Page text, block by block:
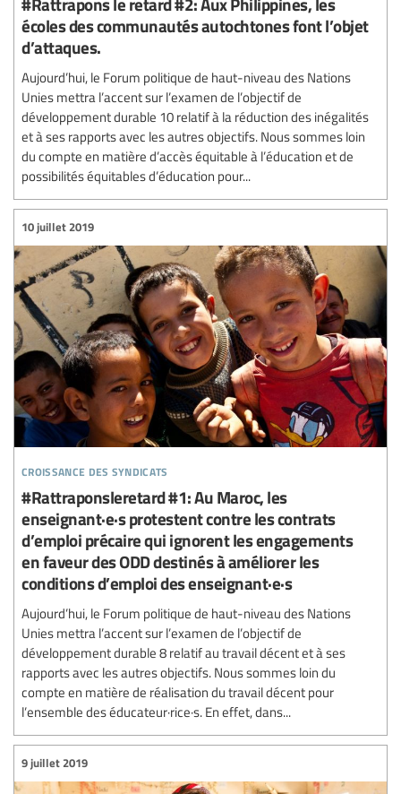
écoles des communautés autochtones font l’objet
d’attaques.
Aujourd’hui, le Forum politique de haut-niveau des Nations
Unies mettra l’accent sur l’examen de l’objectif de
développement durable 10 relatif à la réduction des inégalités
et à ses rapports avec les autres objectifs. Nous sommes loin
du compte en matière d’accès équitable à l’éducation et de
possibilités équitables d’éducation pour...
croissance des syndicats
10 juillet 2019
#Rattraponsleretard #1: Au Maroc, les
enseignant·e·s protestent contre les contrats
d’emploi précaire qui ignorent les engagements
en faveur des ODD destinés à améliorer les
conditions d’emploi des enseignant·e·s
Aujourd’hui, le Forum politique de haut-niveau des Nations
Unies mettra l’accent sur l’examen de l’objectif de
développement durable 8 relatif au travail décent et à ses
rapports avec les autres objectifs. Nous sommes loin du
compte en matière de réalisation du travail décent pour
l’ensemble des éducateur·rice·s. En effet, dans...
9 juillet 2019